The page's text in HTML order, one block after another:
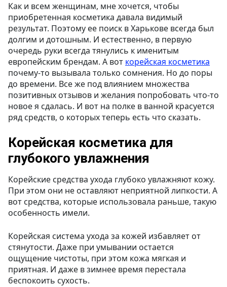
Как и всем женщинам, мне хочется, чтобы
приобретенная косметика давала видимый
результат. Поэтому ее поиск в Харькове всегда был
долгим и дотошным. И естественно, в первую
очередь руки всегда тянулись к именитым
европейским брендам. А вот корейская косметика
почему-то вызывала только сомнения. Но до поры
до времени. Все же под влиянием множества
позитивных отзывов и желания попробовать что-то
новое я сдалась. И вот на полке в ванной красуется
ряд средств, о которых теперь есть что сказать.
Корейская косметика для
глубокого увлажнения
Корейские средства ухода глубоко увлажняют кожу.
При этом они не оставляют неприятной липкости. А
вот средства, которые использовала раньше, такую
особенность имели.
Корейская система ухода за кожей избавляет от
стянутости. Даже при умывании остается
ощущение чистоты, при этом кожа мягкая и
приятная. И даже в зимнее время перестала
беспокоить сухость.